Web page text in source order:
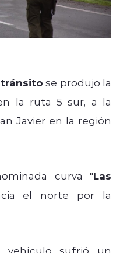
se produjo la
la ruta 5 sur, a la
Javier en la región
curva "Las
el norte por la
sufrió un